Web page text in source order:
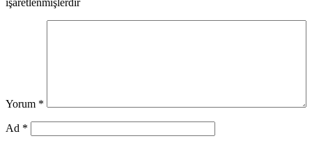
işaretlenmişlerdir
Yorum *
Ad *